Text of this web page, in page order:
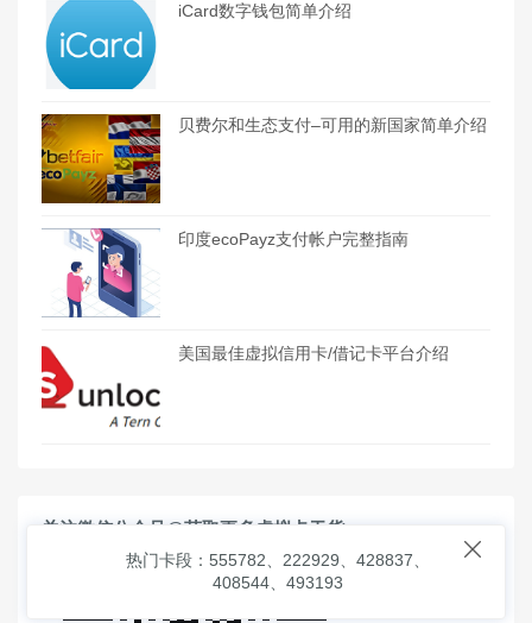
iCard数字钱包简单介绍
贝费尔和生态支付–可用的新国家简单介绍
印度ecoPayz支付帐户完整指南
美国最佳虚拟信用卡/借记卡平台介绍
关注微信公众号@获取更多虚拟卡干货

热门卡段：555782、222929、428837、
408544、493193